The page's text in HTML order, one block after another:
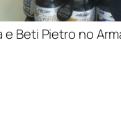
e Beti Pietro no